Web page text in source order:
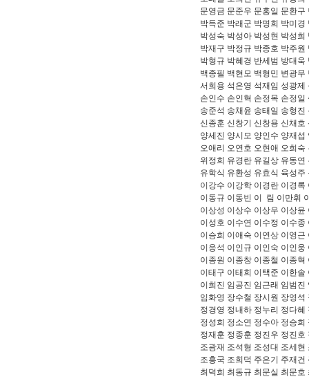
문영금 문준우 문홍일 문환
박득준 박래군 박명희 박미
박성숙 박성아 박성현 박성
박재구 박정규 박종호 박주
박형규 박혜경 반세범 방대
백종필 백현모 백형민 변광
서희용 석은영 석재임 성광제
손인수 손인혁 손정목 손정일
송준석 송채윤 송태일 송형진
신종훈 신창기 신창용 신채
양세진 양시모 양인수 양재
오애리 오연호 오현애 오희
위정희 유경란 유길상 유동
유학식 유환성 유효식 육성
이강수 이강학 이경란 이경
이동규 이동빈 이 림 이만휘
이상성 이상수 이상우 이상
이성호 이수연 이수정 이수
이승희 이애숙 이연상 이영근
이응석 이인규 이인숙 이인웅
이종원 이종창 이종철 이종혁
이태구 이태희 이택준 이한
이희진 임공진 임근래 임범
임화영 장수철 장시원 장영
정경영 정내하 정누리 정다
정성희 정소연 정수아 정승
정재훈 정종훈 정진우 정진
조광재 조석형 조성대 조세
조흥국 조희덕 주은기 주재
최덕희 최동규 최문실 최문